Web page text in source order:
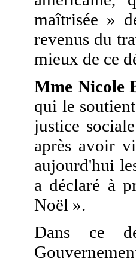
maîtrisée »
revenus du
mieux de ce
Mme Nicole
qui le
justice
après avoir
aujourd'hui
a déclaré à
Noël ».
Dans ce